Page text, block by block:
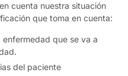
cuenta nuestra situación
que toma en cuenta:
que se va a
del paciente